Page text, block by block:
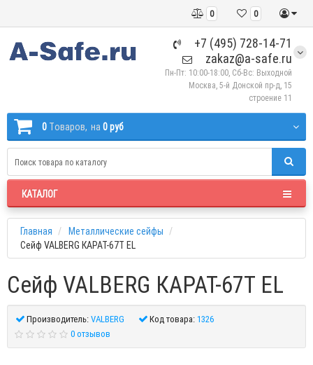
0
0
+7 (495) 728-14-71
zakaz@a-safe.ru
Пн-Пт: 10:00-18:00, Сб-Вс: Выходной
Москва, 5-й Донской пр-д, 15
строение 11
0 Tоваров, на 0 руб
КАТАЛОГ
Главная
Металлические сейфы
Сейф VALBERG КАРАТ-67T EL
Сейф VALBERG КАРАТ-67T EL
Производитель:VALBERG Код товара:1326
0 отзывов